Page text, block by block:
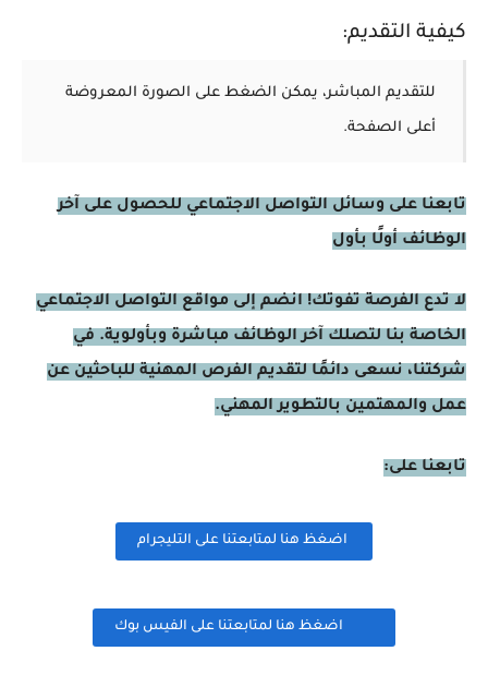
كيفية التقديم:
للتقديم المباشر، يمكن الضغط على الصورة المعروضة
أعلى الصفحة.
تابعنا على وسائل التواصل الاجتماعي للحصول على آخر
الوظائف أولًا بأول
لا تدع الفرصة تفوتك! انضم إلى مواقع التواصل الاجتماعي
الخاصة بنا لتصلك آخر الوظائف مباشرة وبأولوية. في
شركتنا، نسعى دائمًا لتقديم الفرص المهنية للباحثين عن
عمل والمهتمين بالتطوير المهني.
تابعنا على:
اضغظ هنا لمتابعتنا على التليجرام
اضغظ هنا لمتابعتنا على الفيس بوك